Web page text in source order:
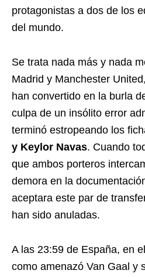
protagonistas a dos de los
del mundo.
Se trata nada más y nada
Madrid y Manchester
han convertido en la burla
culpa de un insólito error
terminó estropeando los
y Keylor Navas. Cuando
que ambos porteros
demora en la
aceptara este par de
han sido anuladas.
A las 23:59 de España, en
como amenazó Van Gaal y